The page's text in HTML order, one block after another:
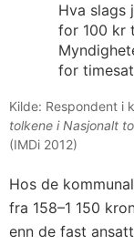
Hva slags
for 100 kr
for
Kilde: Respondent i
tolkene i Nasjonalt
(IMDi 2012)
Hos de
fra 158–1 150
enn de fast